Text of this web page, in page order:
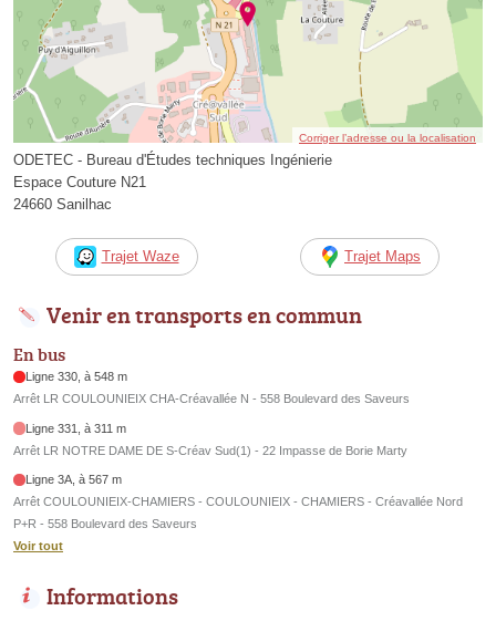
Corriger l’adresse ou la localisation
ODETEC - Bureau d'Études techniques Ingénierie
Espace Couture N21
24660 Sanilhac
Trajet Waze Trajet Maps
Venir en transports en commun
En bus
Ligne 330, à 548 m
Arrêt LR COULOUNIEIX CHA-Créavallée N - 558 Boulevard des Saveurs
Ligne 331, à 311 m
Arrêt LR NOTRE DAME DE S-Créav Sud(1) - 22 Impasse de Borie Marty
Ligne 3A, à 567 m
Arrêt COULOUNIEIX-CHAMIERS - COULOUNIEIX - CHAMIERS - Créavallée Nord
P+R - 558 Boulevard des Saveurs
Voir tout
Informations